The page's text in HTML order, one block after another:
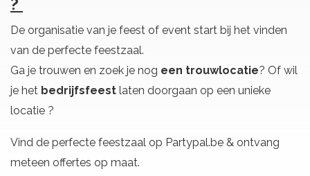
De organisatie van je feest of event start bij het vinden
van de perfecte feestzaal.
Ga je trouwen en zoek je nog een trouwlocatie? Of wil
je het bedrijfsfeest laten doorgaan op een unieke
locatie ?
Vind de perfecte feestzaal op Partypal.be & ontvang
meteen offertes op maat.